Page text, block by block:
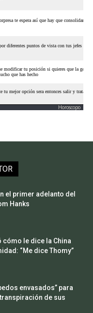
Horoscopo
el primer adelanto del
Hanks
cómo le dice la China
“Me dice Thomy”
envasados” para
de sus